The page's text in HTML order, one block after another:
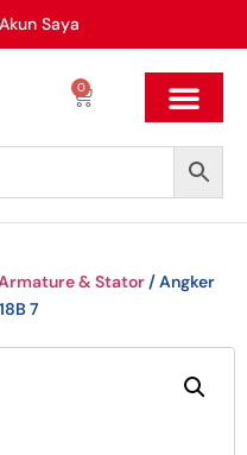
Akun Saya
0
& Stator / Angker
7